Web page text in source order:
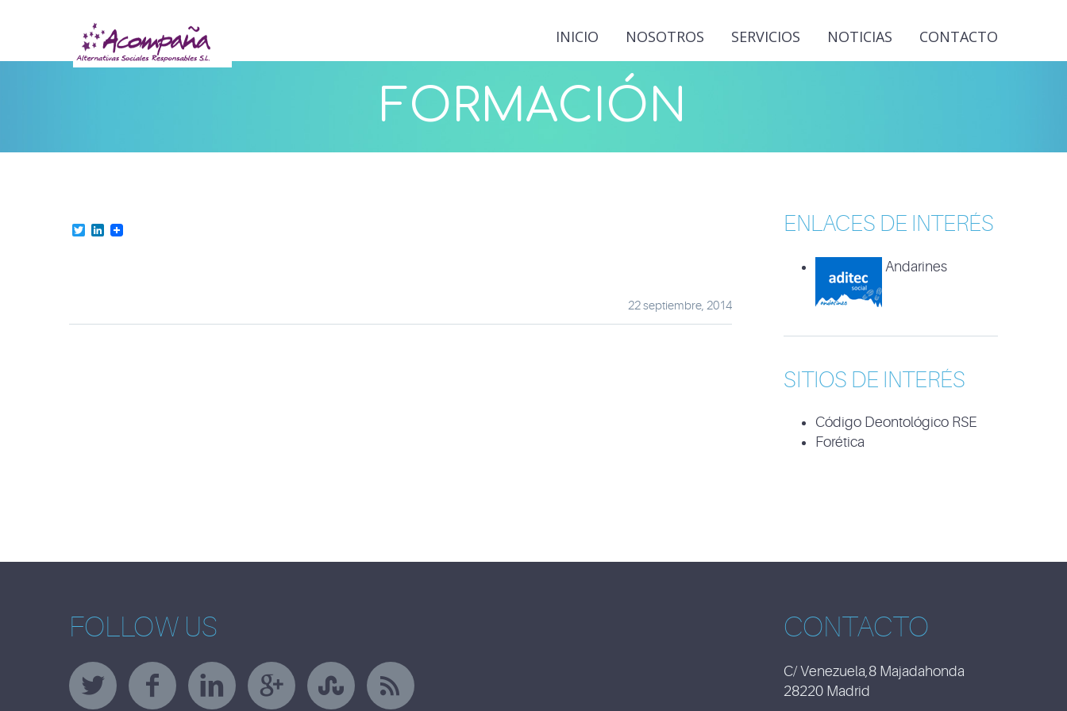
INICIO NOSOTROS SERVICIOS NOTICIAS CONTACTO
FORMACIÓN
TwitterLinkedIn
22 septiembre, 2014
ENLACES DE INTERÉS
Andarines
SITIOS DE INTERÉS
Código Deontológico RSE
Forética
FOLLOW US CONTACTO
C/ Venezuela,8 Majadahonda
28220 Madrid